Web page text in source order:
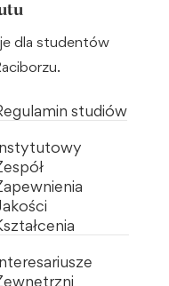
dla studentów
studiów